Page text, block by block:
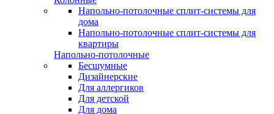
Напольно-потолочные сплит-системы для
дома
Напольно-потолочные сплит-системы для
квартиры
Напольно-потолочные
Бесшумные
Дизайнерские
Для аллергиков
Для детской
Для дома